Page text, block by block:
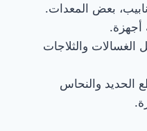
بعض المعدات.
أجهزة.
الغسالات والثلاجات
الحديد والنحاس